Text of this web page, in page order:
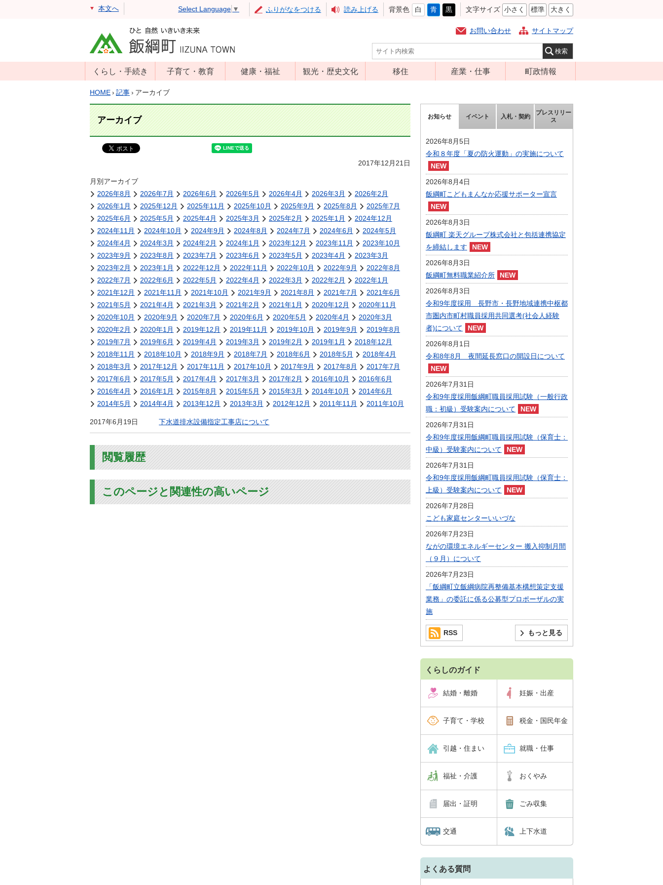
本文へ Select Language ▼ ふりがなをつける 読み上げる 背景色 白 青 黒 文字サイズ 小さく 標準 大きく
お問い合わせ サイトマップ
くらし・手続き
戸籍・住民票・
住民登録
マイナンバー
消防・防災
年金・保険
税金
住まい・土地
環境・ゴミ
上下水道
交通・道路
安全・防犯
ペット・動物
相談窓口
子育て・教育
年齢別子育て情
生涯学習
学校教育・奨学
金
人権・平和啓発
学校給食
児童クラブ
飯綱町コミュニ
ティスクール
健康・福祉
高齢者福祉
障害福祉
保健・医療
食育
観光・歴史文化
アップルミュー
文化財
移住 産業・仕事
就労支援
農林業振興
令・規制
企業の税金
入札・契約
指定管理者制度
人材募集
町政情報
組織案内
庁舎案内
ふるさと納税
人事・職員募集
まちづくり
庁舎建設
HOME› 記事› アーカイブ
アーカイブ
2017年12月21日
月別アーカイブ
2026年8月
2026年7月 2026年6月 2026年5月 2026年4月 2026年3月
2026年2月
2026年1月
2025年12月 2025年11月 2025年10月 2025年9月 2025年8月
2025年7月
2025年6月
2025年5月 2025年4月 2025年3月 2025年2月 2025年1月
2024年12月
2024年11月
2024年10月 2024年9月 2024年8月 2024年7月 2024年6月
2024年5月
2024年4月
2024年3月 2024年2月 2024年1月 2023年12月 2023年11月
2023年10月
2023年9月
2023年8月 2023年7月 2023年6月 2023年5月 2023年4月
2023年3月
2023年2月
2023年1月 2022年12月 2022年11月 2022年10月 2022年9月
2022年8月
2022年7月
2022年6月 2022年5月 2022年4月 2022年3月 2022年2月
2022年1月
2021年12月
2021年11月 2021年10月 2021年9月 2021年8月 2021年7月
2021年6月
2021年5月
2021年4月 2021年3月 2021年2月 2021年1月 2020年12月
2020年11月
2020年10月
2020年9月 2020年7月 2020年6月 2020年5月 2020年4月
2020年3月
2020年2月
2020年1月 2019年12月 2019年11月 2019年10月 2019年9月
2019年8月
2019年7月
2019年6月 2019年4月 2019年3月 2019年2月 2019年1月
2018年12月
2018年11月
2018年10月 2018年9月 2018年7月 2018年6月 2018年5月
2018年4月
2018年3月
2017年12月 2017年11月 2017年10月 2017年9月 2017年8月
2017年7月
2017年6月
2017年5月 2017年4月 2017年3月 2017年2月 2016年10月
2016年6月
2016年4月
2016年1月 2015年8月 2015年5月 2015年3月 2014年10月
2014年6月
2014年5月
2014年4月 2013年12月 2013年3月 2012年12月 2011年11月 2011年10月
2017年6月19日 下水道排水設備指定工事店について
閲覧履歴
このページと関連性の高いページ
お知らせ イベント 入札・契約
プレスリリー
ス
2026年8月5日
令和８年度「夏の防火運動」の実施について
2026年8月4日
飯綱町こどもまんなか応援サポーター宣言
2026年8月3日
飯綱町 楽天グループ株式会社と包括連携協定
を締結します
2026年8月3日
飯綱町無料職業紹介所
2026年8月3日
令和9年度採用 長野市・長野地域連携中枢都
市圏内市町村職員採用共同選考(社会人経験
者)について
2026年8月1日
令和8年8月 夜間延長窓口の開設日について
2026年7月31日
令和9年度採用飯綱町職員採用試験（一般行政
職：初級）受験案内について
2026年7月31日
令和9年度採用飯綱町職員採用試験（保育士：
中級）受験案内について
2026年7月31日
令和9年度採用飯綱町職員採用試験（保育士：
上級）受験案内について
2026年7月28日
こども家庭センターいいづな
2026年7月23日
ながの環境エネルギーセンター 搬入抑制月間
（９月）について
2026年7月23日
「飯綱町立飯綱病院再整備基本構想策定支援
業務」の委託に係る公募型プロポーザルの実
施
もっと見る
RSS
くらしのガイド
結婚・離婚 妊娠・出産
子育て・学校 税金・国民年金
引越・住まい 就職・仕事
福祉・介護 おくやみ
届出・証明 ごみ収集
交通 上下水道
よくある質問